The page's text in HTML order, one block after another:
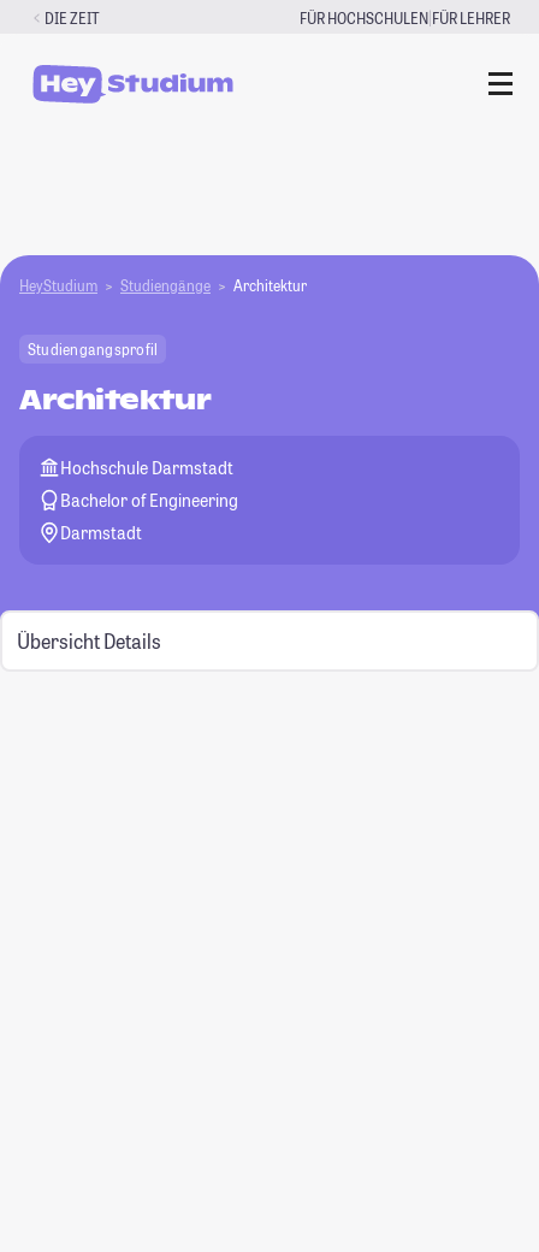
Zum
springen
DIE ZEIT FÜR HOCHSCHULEN|FÜR LEHRER
HeyStudium Studiengänge Architektur
Studiengangsprofil
Architektur
Hochschule Darmstadt
Bachelor of Engineering
Darmstadt
Übersicht Details